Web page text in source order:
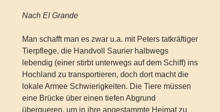
Nach El Grande
Man schafft man es zwar u.a. mit Peters tatkräftiger
Tierpflege, die Handvoll Saurier halbwegs
lebendig (einer stirbt unterwegs auf dem Schiff) ins
Hochland zu transportieren, doch dort macht die
lokale Armee Schwierigkeiten. Die Tiere müssen
eine Brücke über einen tiefen Abgrund
überqueren, um in ihre angestammte Heimat zu